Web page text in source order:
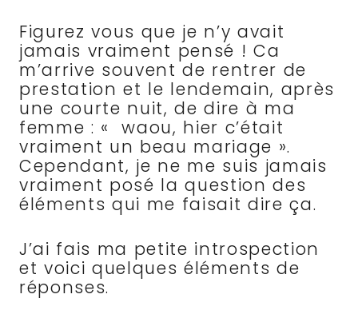
Figurez vous que je n’y avait
jamais vraiment pensé ! Ca
m’arrive souvent de rentrer de
prestation et le lendemain, après
une courte nuit, de dire à ma
femme : « waou, hier c’était
vraiment un beau mariage ».
Cependant, je ne me suis jamais
vraiment posé la question des
éléments qui me faisait dire ça.
J’ai fais ma petite introspection
et voici quelques éléments de
réponses.